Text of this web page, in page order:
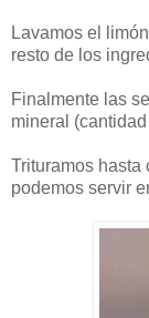
Lavamos el
resto de los
Finalmente las
mineral
Trituramos hasta
podemos servir